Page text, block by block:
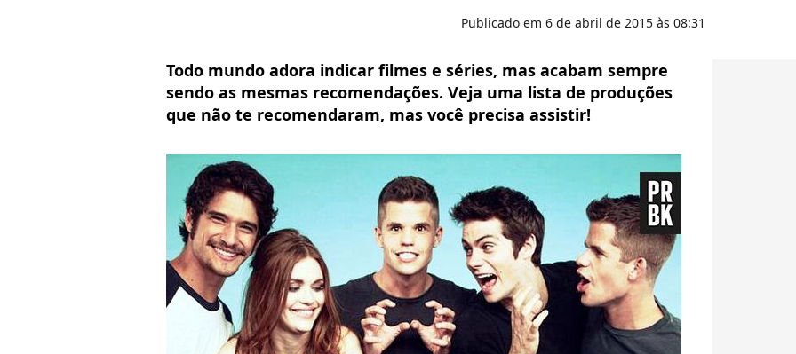
Publicado em 6 de abril de 2015 às 08:31
Todo mundo adora indicar filmes e séries, mas acabam sempre
sendo as mesmas recomendações. Veja uma lista de produções
que não te recomendaram, mas você precisa assistir!